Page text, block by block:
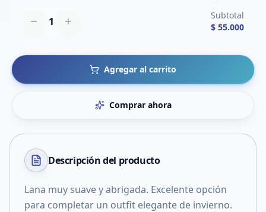
1
Subtotal
$ 55.000
Agregar al carrito
Comprar ahora
Descripción del producto
Lana muy suave y abrigada. Excelente opción
para completar un outfit elegante de invierno.